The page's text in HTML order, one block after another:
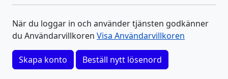
När du loggar in och använder tjänsten godkänner
du Användarvillkoren Visa Användarvillkoren
Skapa konto Beställ nytt lösenord